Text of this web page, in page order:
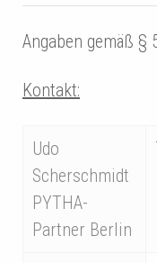
Angaben gemäß §
Kontakt:
Udo
Scherschmidt
PYTHA-
Partner Berlin